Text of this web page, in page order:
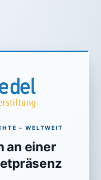
– WELTWEIT
an einer